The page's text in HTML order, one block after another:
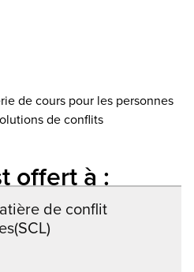
de cours pour les personnes
de conflits
offert à :
de conflit